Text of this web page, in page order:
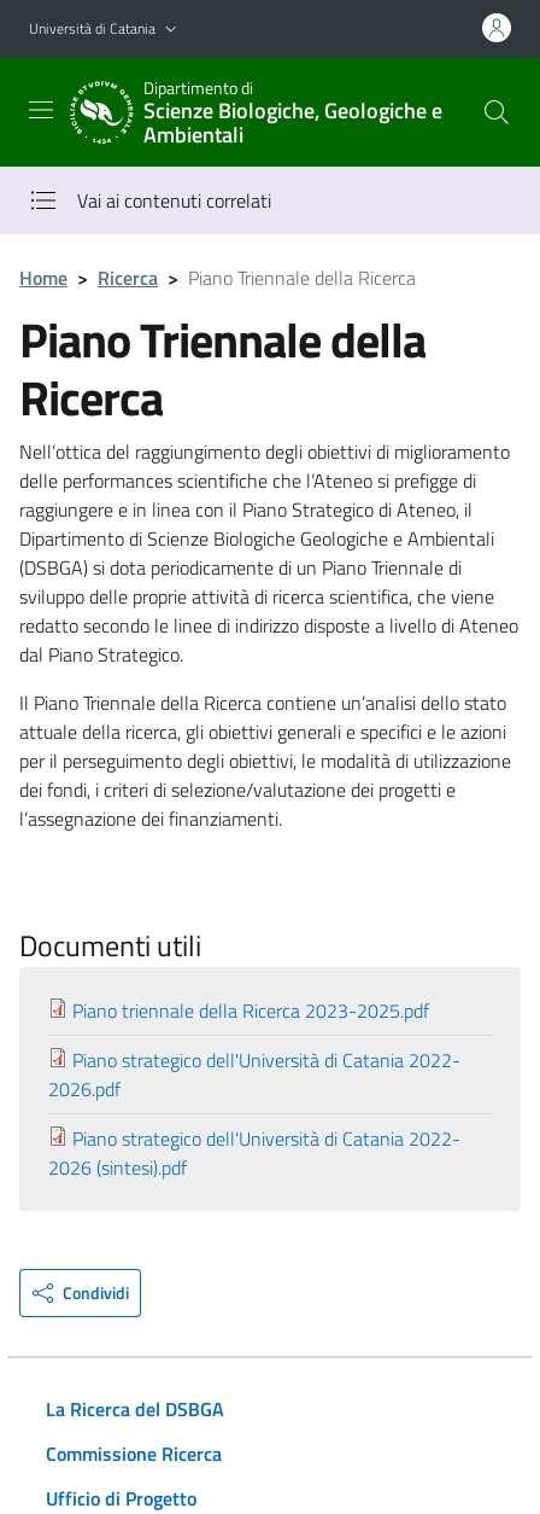
Vai al contenuto principale
Vai al menu di navigazione
Università di Catania
Dipartimento di
Scienze Biologiche, Geologiche e
Ambientali
Vai ai contenuti correlati
Home > Ricerca > Piano Triennale della Ricerca
Piano Triennale della
Ricerca
Nell’ottica del raggiungimento degli obiettivi di miglioramento
delle performances scientifiche che l’Ateneo si prefigge di
raggiungere e in linea con il Piano Strategico di Ateneo, il
Dipartimento di Scienze Biologiche Geologiche e Ambientali
(DSBGA) si dota periodicamente di un Piano Triennale di
sviluppo delle proprie attività di ricerca scientifica, che viene
redatto secondo le linee di indirizzo disposte a livello di Ateneo
dal Piano Strategico.
Il Piano Triennale della Ricerca contiene un’analisi dello stato
attuale della ricerca, gli obiettivi generali e specifici e le azioni
per il perseguimento degli obiettivi, le modalità di utilizzazione
dei fondi, i criteri di selezione/valutazione dei progetti e
l’assegnazione dei finanziamenti.
Documenti utili
Piano triennale della Ricerca 2023-2025.pdf
Piano strategico dell'Università di Catania 2022-
2026.pdf
Piano strategico dell'Università di Catania 2022-
2026 (sintesi).pdf
Condividi
La Ricerca del DSBGA
Commissione Ricerca
Ufficio di Progetto